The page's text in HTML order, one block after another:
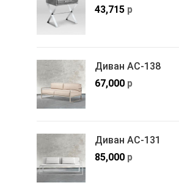
43,715 р
Диван АС-138
67,000 р
Диван АС-131
85,000 р